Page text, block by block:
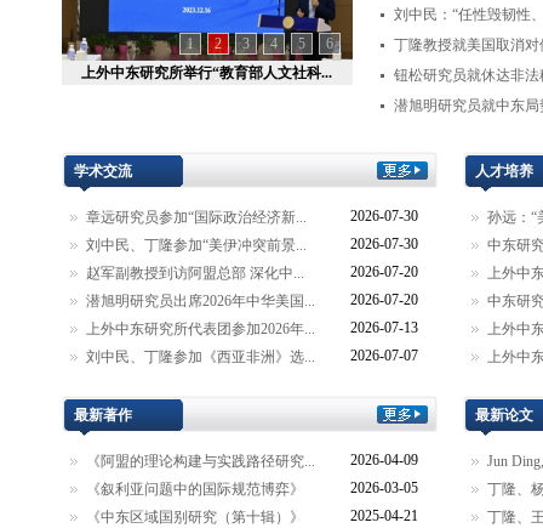
1 2 3 4 5
6
智库建设系列讲座第122讲“中国一...
刘中民：“任性毁韧性
丁隆教授就美国取消
钮松研究员就休达非
潜旭明研究员就中东
学术交流
章远研究员参加“国际政治经济新...
2026-07-30
刘中民、丁隆参加“美伊冲突前景...
2026-07-30
赵军副教授到访阿盟总部 深化中...
2026-07-20
潜旭明研究员出席2026年中华美国...
2026-07-20
上外中东研究所代表团参加2026年...
2026-07-13
刘中民、丁隆参加《西亚非洲》选...
2026-07-07
人才培养
孙远：“
中东研
上外中
中东研
上外中
上外中
最新著作
《阿盟的理论构建与实践路径研究...
2026-04-09
《叙利亚问题中的国际规范博弈》
2026-03-05
《中东区域国别研究（第十辑）》
2025-04-21
最新论文
Jun
丁隆、
丁隆、